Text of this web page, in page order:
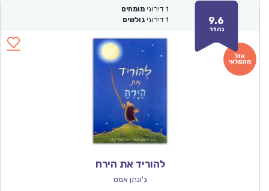
9.6
נהדר
1 דירוגי מומחים
1 דירוגי גולשים
להוריד את הירח
ג'ונתן אמט